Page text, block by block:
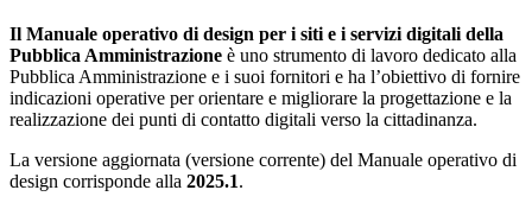
Il Manuale operativo di design per i siti e i servizi digitali della
Pubblica Amministrazione è uno strumento di lavoro dedicato alla
Pubblica Amministrazione e i suoi fornitori e ha l’obiettivo di fornire
indicazioni operative per orientare e migliorare la progettazione e la
realizzazione dei punti di contatto digitali verso la cittadinanza.
La versione aggiornata (versione corrente) del Manuale operativo di
design corrisponde alla 2025.1.